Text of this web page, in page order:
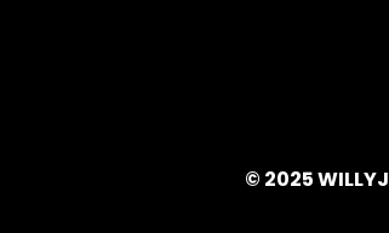
© 2025